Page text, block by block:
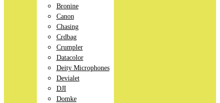
Bronine
Canon
Chasing
Crdbag
Crumpler
Datacolor
Deity Microphones
Devialet
DJI
Domke